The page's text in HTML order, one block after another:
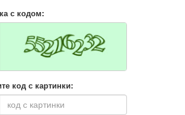
с кодом:
код с картинки: